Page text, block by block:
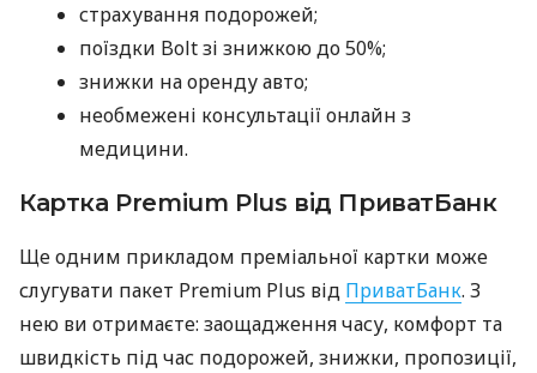
страхування подорожей;
поїздки Bolt зі знижкою до 50%;
знижки на оренду авто;
необмежені консультації онлайн з
медицини.
Картка Premium Plus від ПриватБанк
Ще одним прикладом преміальної картки може
слугувати пакет Premium Plus від ПриватБанк. З
нею ви отримаєте: заощадження часу, комфорт та
швидкість під час подорожей, знижки, пропозиції,